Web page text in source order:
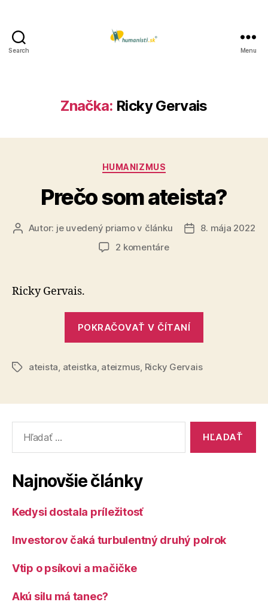
Search Menu
Značka: Ricky Gervais
Kategórie
HUMANIZMUS
Prečo som ateista?
AutorAutor: je uvedený priamo v článku
Dátum
8. mája 2022
2 komentárena
Ricky Gervais.
POKRAČOVAŤ V ČÍTANÍ
Značkyateista, ateistka, ateizmus, Ricky Gervais
Najnovšie články
Kedysi dostala príležitosť
Investorov čaká turbulentný druhý polrok
Vtip o psíkovi a mačičke
Akú silu má tanec?